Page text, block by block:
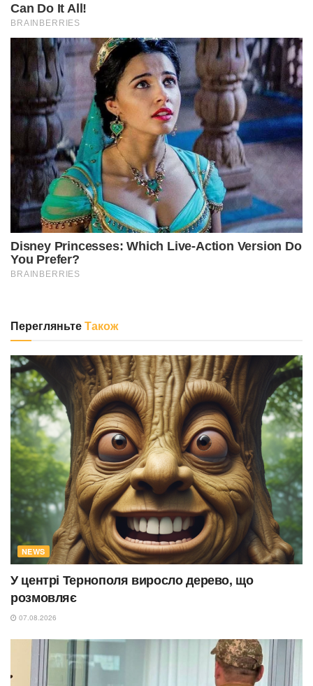
ПерегляньтеТакож
NEWS
У центрі Тернополя виросло дерево, що
розмовляє
07.08.2026